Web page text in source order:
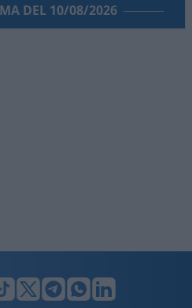
DEL 10/08/2026